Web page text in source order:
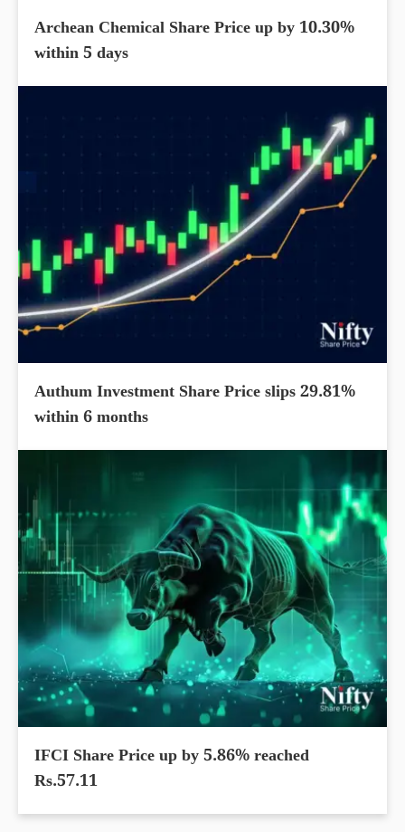
Archean Chemical Share Price up by 10.30%
within 5 days
Authum Investment Share Price slips 29.81%
within 6 months
IFCI Share Price up by 5.86% reached
Rs.57.11